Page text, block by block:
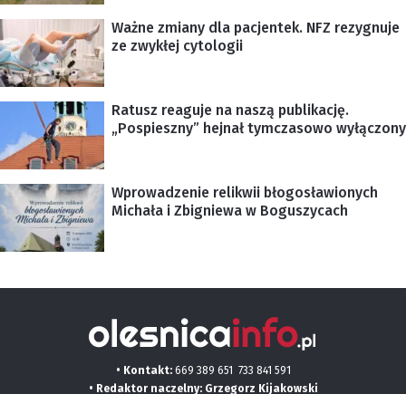
Ważne zmiany dla pacjentek. NFZ rezygnuje
ze zwykłej cytologii
Ratusz reaguje na naszą publikację.
„Pospieszny” hejnał tymczasowo wyłączony
Wprowadzenie relikwii błogosławionych
Michała i Zbigniewa w Boguszycach
• Kontakt: 669 389 651 733 841 591
• Redaktor naczelny: Grzegorz Kijakowski